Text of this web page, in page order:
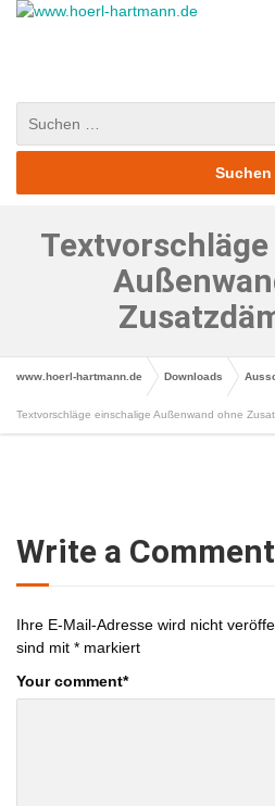
www.hoerl-hartmann.de Downloads
Textvorschläge einschalige Außenwand ohne
Write a Comment
Ihre E-Mail-Adresse wird nicht
sind mit * markiert
Your comment*